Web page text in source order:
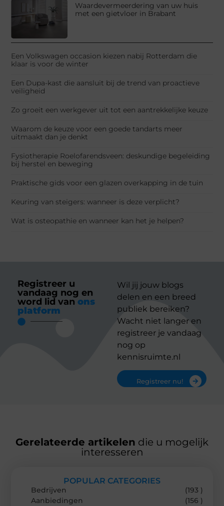
Waardevermeerdering van uw huis
met een gietvloer in Brabant
Een Volkswagen occasion kiezen nabij Rotterdam die
klaar is voor de winter
Een Dupa-kast die aansluit bij de trend van proactieve
veiligheid
Zo groeit een werkgever uit tot een aantrekkelijke keuze
Waarom de keuze voor een goede tandarts meer
uitmaakt dan je denkt
Fysiotherapie Roelofarendsveen: deskundige begeleiding
bij herstel en beweging
Praktische gids voor een glazen overkapping in de tuin
Keuring van steigers: wanneer is deze verplicht?
Wat is osteopathie en wanneer kan het je helpen?
Registreer u
vandaag nog en
word lid van ons
platform
Wil jij jouw blogs
delen en een breed
publiek bereiken?
Wacht niet langer en
registreer je vandaag
nog op
kennisruimte.nl
Registreer nu!
Gerelateerde artikelen die u mogelijk
interesseren
POPULAR CATEGORIES
Bedrijven
(193 )
Aanbiedingen
(156 )